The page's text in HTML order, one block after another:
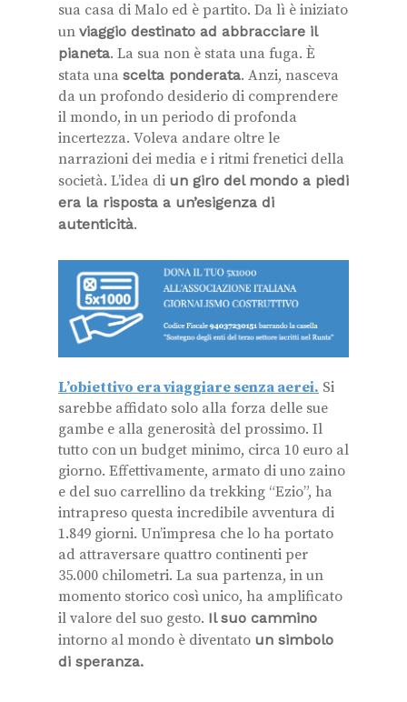
sua casa di Malo ed è partito. Da lì è iniziato
un viaggio destinato ad abbracciare il
pianeta. La sua non è stata una fuga. È
stata una scelta ponderata. Anzi, nasceva
da un profondo desiderio di comprendere
il mondo, in un periodo di profonda
incertezza. Voleva andare oltre le
narrazioni dei media e i ritmi frenetici della
società. L’idea di un giro del mondo a piedi
era la risposta a un’esigenza di
autenticità.
L’obiettivo era viaggiare senza aerei. Si
sarebbe affidato solo alla forza delle sue
gambe e alla generosità del prossimo. Il
tutto con un budget minimo, circa 10 euro al
giorno. Effettivamente, armato di uno zaino
e del suo carrellino da trekking “Ezio”, ha
intrapreso questa incredibile avventura di
1.849 giorni. Un’impresa che lo ha portato
ad attraversare quattro continenti per
35.000 chilometri. La sua partenza, in un
momento storico così unico, ha amplificato
il valore del suo gesto. Il suo cammino
intorno al mondo è diventato un simbolo
di speranza.